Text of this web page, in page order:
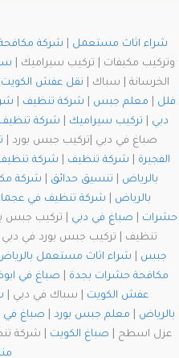
شراء اثاث مستعمل شركة
وتركيب مكيفات | تركيب سيراميك |
الخرسانة | سباك | نقل عفش الكويت
فلل
معلم جبس شركة تنظيف
دبي
تركيب سيراميك شركة تنظيف
صباغ في دبي |تركيب جبس بورد |
الفجيرة
شركة تنظيف شركة
بالرياض
تنسيق حدائق شركة
بالرياض
شركة تنظيف في
حشرات
صباغ في دبي | تركيب جبس
تنظيف | تركيب جبس بورد في دبي
جبس
شراء اثاث مستعمل
مكافحة حشرات بجدة
صباغ في
عفش الكويت | سباك في دبي |
بالرياض
معلم جبس بورد صباغ في
عزل اسطح | صباغ الكويت | شركة